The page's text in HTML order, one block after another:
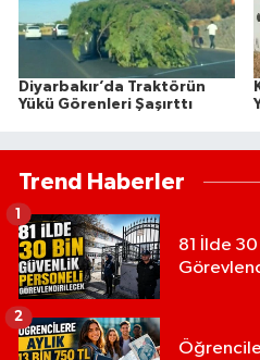
Diyarbakır’da Traktörün
Yükü Görenleri Şaşırttı
Trend Haberler
81 İlde
1
2